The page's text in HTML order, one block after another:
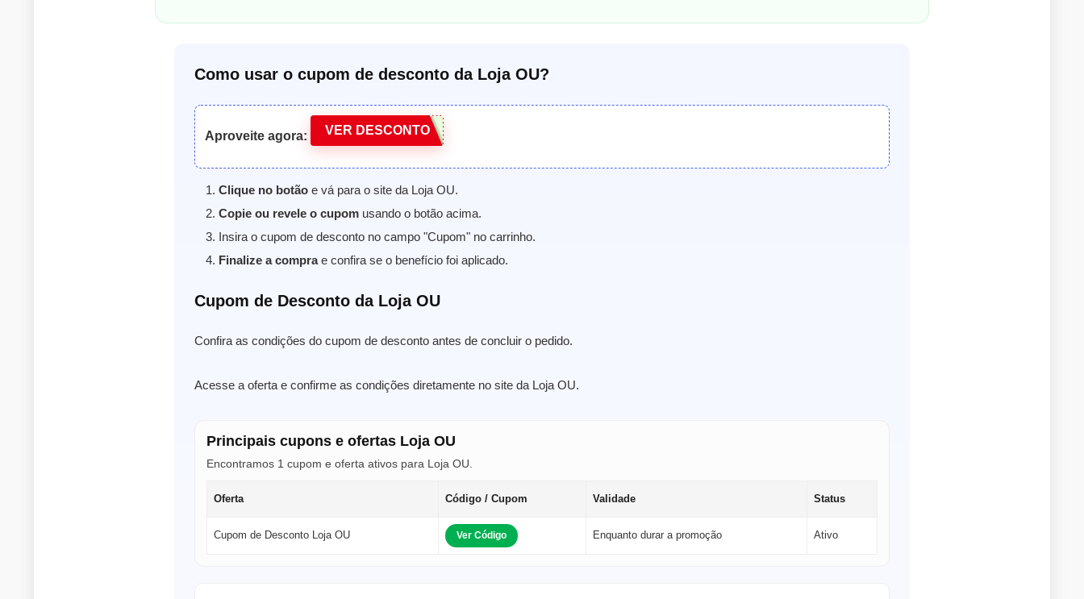
Como usar o cupom de desconto da Loja OU?
Aproveite agora: VER DESCONTO
Clique no botão e vá para o site da Loja OU.
Copie ou revele o cupom usando o botão acima.
Insira o cupom de desconto no campo "Cupom" no carrinho.
Finalize a comprae confira se o benefício foi aplicado.
Cupom de Desconto da Loja OU
Confira as condições do cupom de desconto antes de concluir o pedido.
Acesse a oferta e confirme as condições diretamente no site da Loja OU.
Principais cupons e ofertas Loja OU
Encontramos 1 cupom e oferta ativos para Loja OU.
Oferta Código / Cupom Validade Status
Cupom de Desconto Loja OU Ver Código Enquanto durar a promoção Ativo